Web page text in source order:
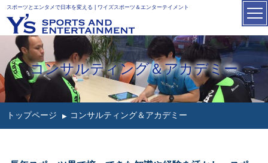
スポーツとエンタメで日本を変える | ワイズスポーツ＆エンターテイメント
コンサルティング＆アカデミー
トップページ コンサルティング＆アカデミー